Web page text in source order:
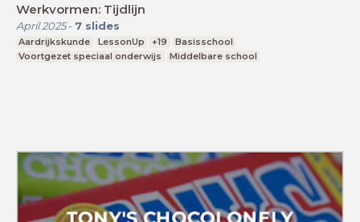
Werkvormen: Tijdlijn
April 2025- 7 slides
Aardrijkskunde LessonUp +19
Basisschool
Voortgezet speciaal onderwijs
Middelbare school